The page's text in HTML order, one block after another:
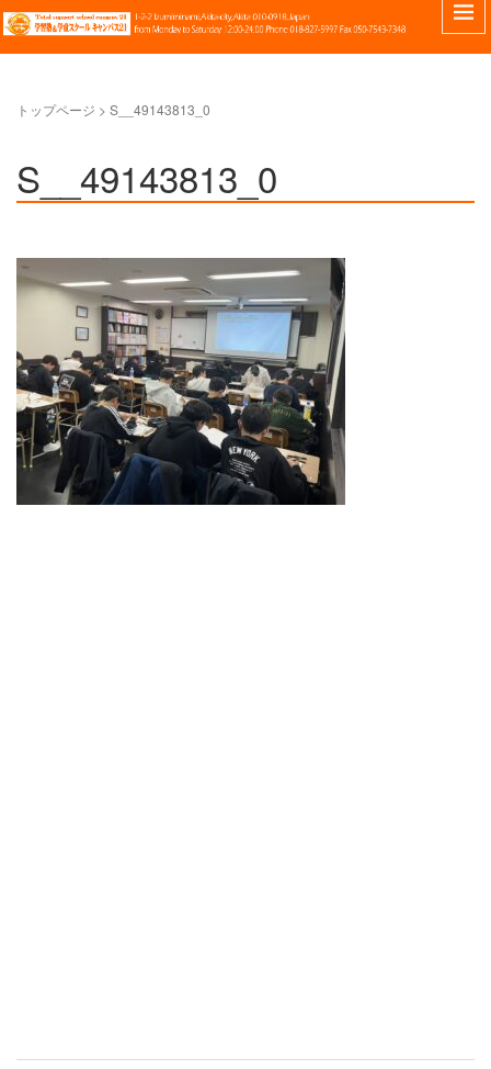
トップページ > S__49143813_0
S__49143813_0